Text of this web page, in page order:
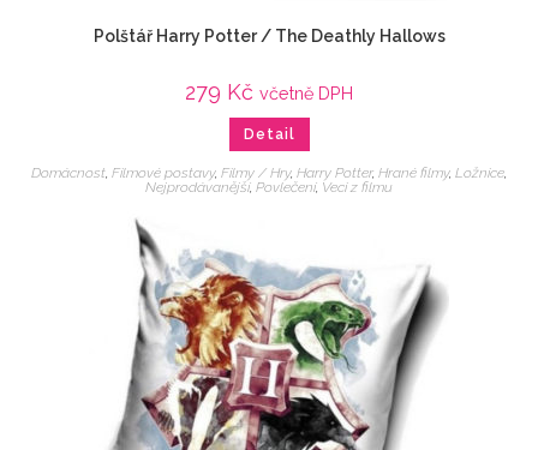
Polštář Harry Potter / The Deathly Hallows
279 Kč včetně DPH
Detail
Domácnost, Filmové postavy, Filmy / Hry, Harry Potter, Hrané filmy, Ložnice,
Nejprodávanější, Povlečení, Veci z filmu